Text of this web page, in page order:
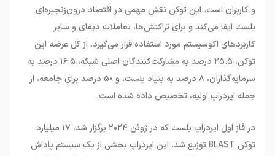
و کاربران است. این توکن نقش مهمی در اقتصاد درون‌زنجیره‌ای
بلست ایفا می‌کند و برای تراکنش‌ها، تعاملات دیفای و سایر
کاربردهای اکوسیستم مورد استفاده قرار می‌گیرد. از کل عرضه این
توکن، ۲۵.۵ درصد به مشارکت‌کنندگان اصلی شبکه، ۱۶.۵ درصد به
سرمایه‌گذاران، ۸ درصد به بنیاد بلست، و ۵۰ درصد برای جامعه، از
جمله ایردراپ اولیه، تخصیص داده شده است.
در فاز اول ایردراپ بلست که در ژوئن ۲۰۲۴ برگزار شد، ۱۷ میلیارد
توکن BLAST توزیع شد. این ایردراپ بخشی از یک سیستم پاداش